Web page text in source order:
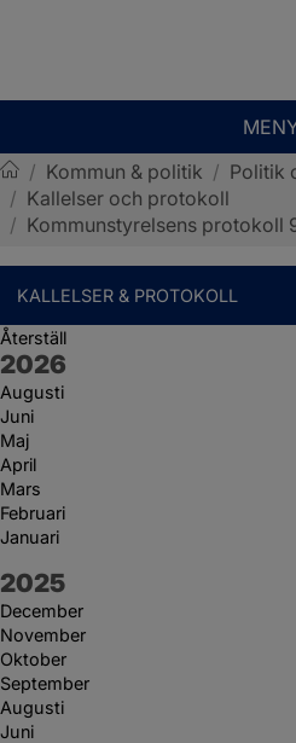
Sotenäs kommun
/ Kommun & politik / Politik
/ Kallelser och protokoll
/ Kommunstyrelsens protokoll
KALLELSER & PROTOKOLL
Återställ
År:
2026
Augusti
Juni
Maj
April
Mars
Februari
Januari
År:
2025
December
November
Oktober
September
Augusti
Juni